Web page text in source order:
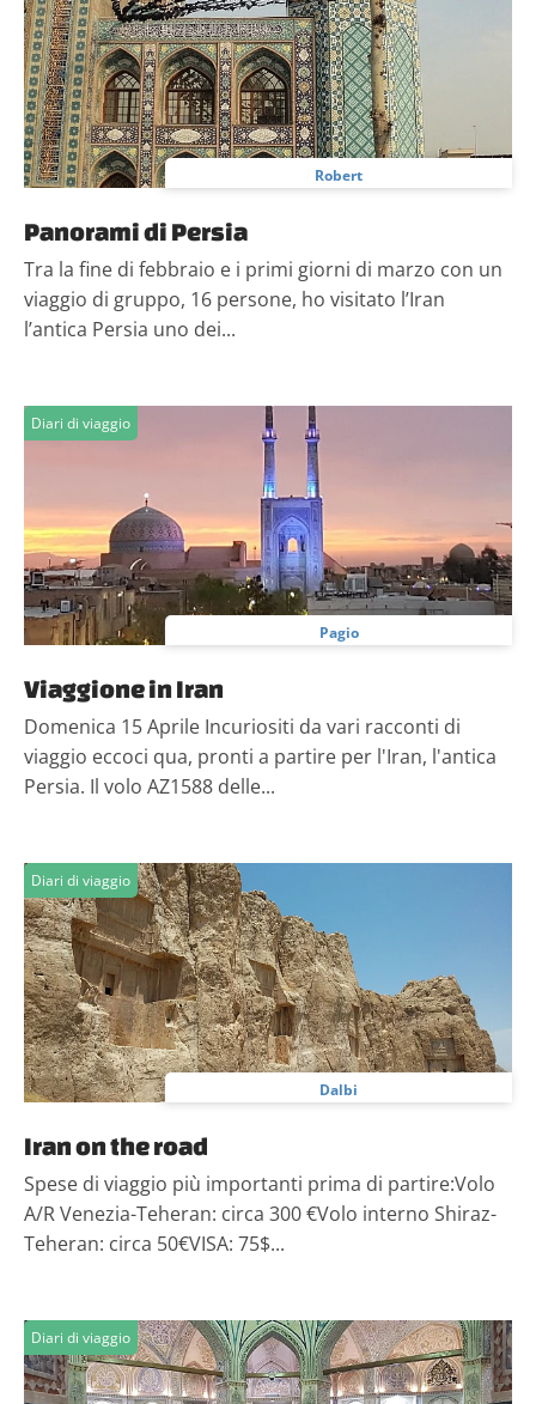
Robert
Panorami di Persia
Tra la fine di febbraio e i primi giorni di marzo con un
viaggio di gruppo, 16 persone, ho visitato l’Iran
l’antica Persia uno dei...
Diari di viaggio
Pagio
Viaggione in Iran
Domenica 15 Aprile Incuriositi da vari racconti di
viaggio eccoci qua, pronti a partire per l'Iran, l'antica
Persia. Il volo AZ1588 delle...
Diari di viaggio
Dalbi
Iran on the road
Spese di viaggio più importanti prima di partire:Volo
A/R Venezia-Teheran: circa 300 €Volo interno Shiraz-
Teheran: circa 50€VISA: 75$...
Diari di viaggio